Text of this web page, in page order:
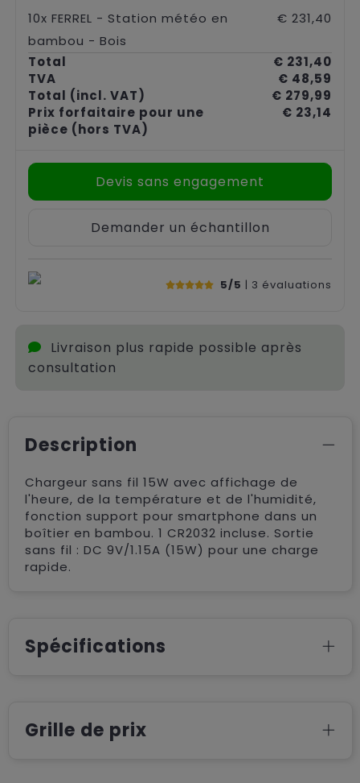
10x FERREL - Station météo en
bambou - Bois
€ 231,40
Total
€ 231,40
TVA
€ 48,59
Total (incl. VAT)
€ 279,99
Prix forfaitaire pour une
pièce (hors TVA)
€ 23,14
Devis sans engagement
Demander un échantillon
5/5 | 3 évaluations
Livraison plus rapide possible après
consultation
Description
Chargeur sans fil 15W avec affichage de
l'heure, de la température et de l'humidité,
fonction support pour smartphone dans un
boîtier en bambou. 1 CR2032 incluse. Sortie
sans fil : DC 9V/1.15A (15W) pour une charge
rapide.
Spécifications
Grille de prix